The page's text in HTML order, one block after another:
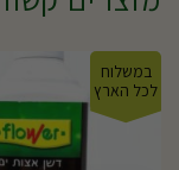
במשלוח
לכל הארץ